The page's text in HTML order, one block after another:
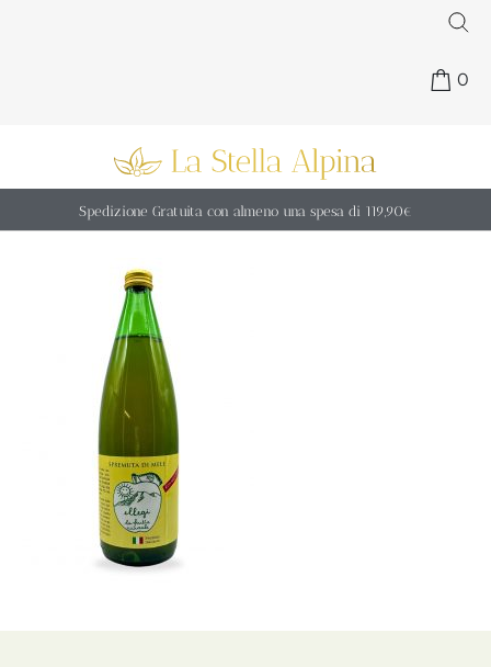
0
Spedizione Gratuita con almeno una spesa di 119,90€